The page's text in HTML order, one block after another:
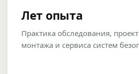
Лет опыта
Практика обследования,
монтажа и сервиса систем